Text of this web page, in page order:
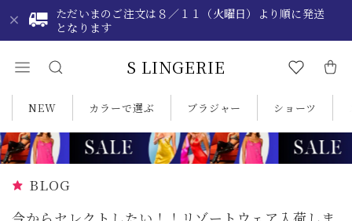
ただいまのご注文は８／１１（火曜日）より順に発送
となります
S LINGERIE
NEW カラーで選ぶ ブラジャー ショーツ
BLOG